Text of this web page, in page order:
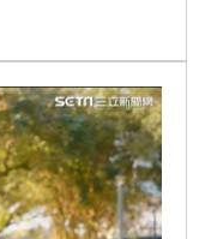
取過量的碳水化